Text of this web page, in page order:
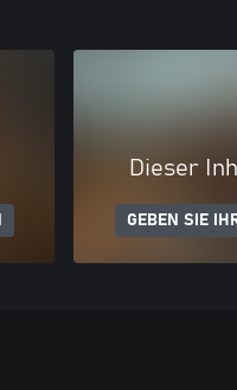
Dieser
GEBEN SIE